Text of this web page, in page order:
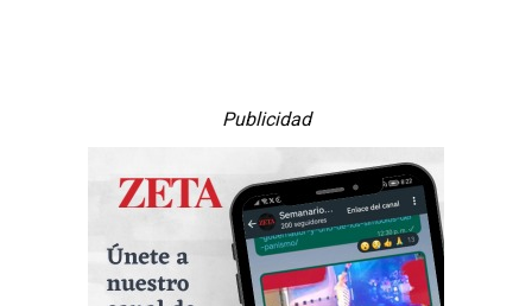
Publicidad